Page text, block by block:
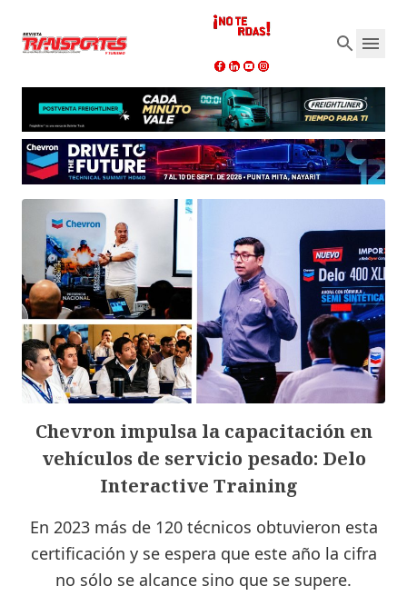
Chevron impulsa la capacitación en
vehículos de servicio pesado: Delo
Interactive Training
En 2023 más de 120 técnicos obtuvieron esta
certificación y se espera que este año la cifra
no sólo se alcance sino que se supere.